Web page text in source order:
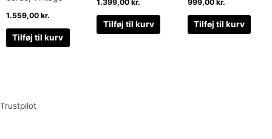
1.559,00 kr.
Tilføj til kurv
1.399,00kr.
Tilføj til kurv
999,00 kr.
Tilføj til kurv
Trustpilot